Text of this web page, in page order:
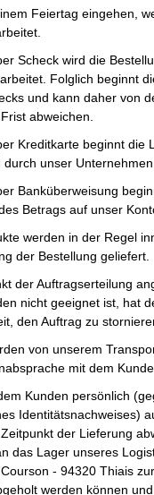
Feiertag eingehen,
Scheck wird die
Folglich beginnt
und kann daher von
abweichen.
Kreditkarte beginnt die
unser Unternehmen.
Banküberweisung
Betrags auf unser
werden in der Regel
der Bestellung geliefert.
der Auftragserteilung
nicht geeignet ist, hat
den Auftrag zu
von unserem
mit dem
Kunden persönlich
Identitätsnachweises)
der Lieferung
das Lager unseres
- 94320 Thiais
werden können